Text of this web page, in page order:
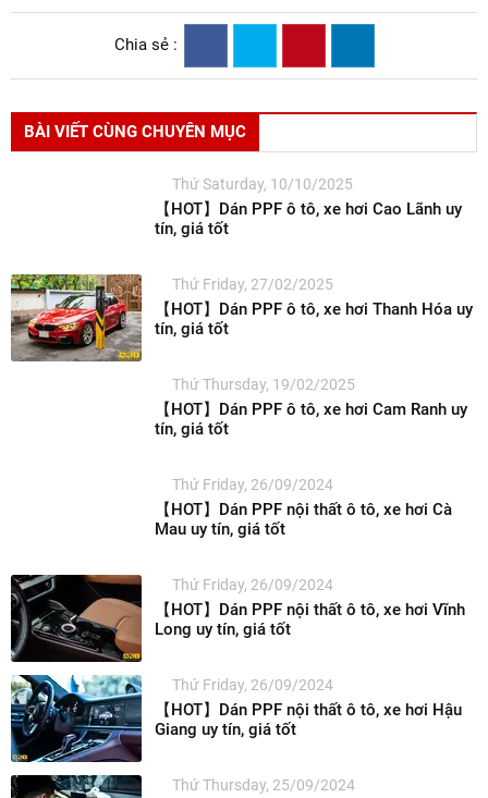
Chia sẻ :
BÀI VIẾT CÙNG CHUYÊN MỤC
Thứ Saturday, 10/10/2025
【HOT】Dán PPF ô tô, xe hơi Cao Lãnh uy
tín, giá tốt
Thứ Friday, 27/02/2025
【HOT】Dán PPF ô tô, xe hơi Thanh Hóa uy
tín, giá tốt
Thứ Thursday, 19/02/2025
【HOT】Dán PPF ô tô, xe hơi Cam Ranh uy
tín, giá tốt
Thứ Friday, 26/09/2024
【HOT】Dán PPF nội thất ô tô, xe hơi Cà
Mau uy tín, giá tốt
Thứ Friday, 26/09/2024
【HOT】Dán PPF nội thất ô tô, xe hơi Vĩnh
Long uy tín, giá tốt
Thứ Friday, 26/09/2024
【HOT】Dán PPF nội thất ô tô, xe hơi Hậu
Giang uy tín, giá tốt
Thứ Thursday, 25/09/2024